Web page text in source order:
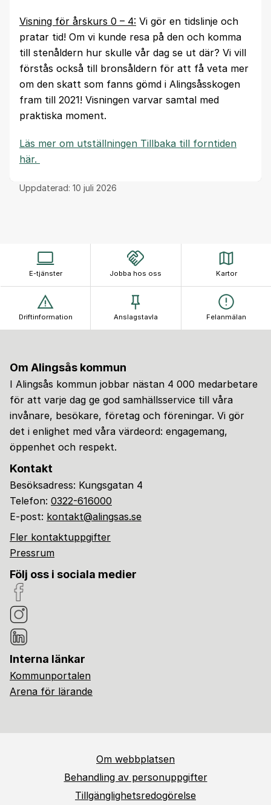
Visning för årskurs 0 – 4: Vi gör en tidslinje och
pratar tid! Om vi kunde resa på den och komma
till stenåldern hur skulle vår dag se ut där? Vi vill
förstås också till bronsåldern för att få veta mer
om den skatt som fanns gömd i Alingsåsskogen
fram till 2021! Visningen varvar samtal med
praktiska moment.
Läs mer om utställningen Tillbaka till forntiden
här.
Uppdaterad: 10 juli 2026
E-tjänster Jobba hos oss Kartor
Driftinformation Anslagstavla Felanmälan
Om Alingsås kommun
I Alingsås kommun jobbar nästan 4 000 medarbetare
för att varje dag ge god samhällsservice till våra
invånare, besökare, företag och föreningar. Vi gör
det i enlighet med våra värdeord: engagemang,
öppenhet och respekt.
Kontakt
Besöksadress: Kungsgatan 4
Telefon: 0322-616000
E-post: kontakt@alingsas.se
Fler kontaktuppgifter
Pressrum
Följ oss i sociala medier
Interna länkar
Kommunportalen
Arena för lärande
Om webbplatsen
Behandling av personuppgifter
Tillgänglighetsredogörelse